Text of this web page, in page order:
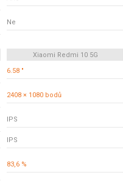
Ne
Xiaomi Redmi 10 5G
6.58 "
2408 × 1080 bodů
IPS
IPS
83,6 %